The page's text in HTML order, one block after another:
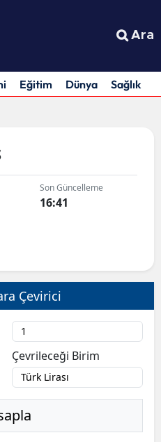
Ara
Eğitim Dünya Sağlık
Son Güncelleme
16:41
Çevirici
Çevrileceği Birim